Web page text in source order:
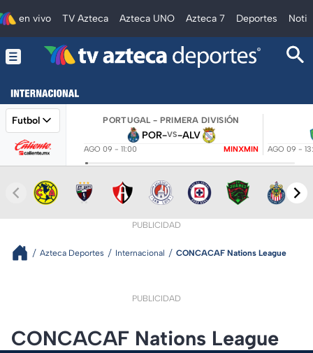
en vivo TV Azteca Azteca UNO Azteca 7 Deportes
Futbol PORTUGAL - PRIMERA DIVISIÓN
POR-VS-ALV
AGO 09 - 11:00 MINXMIN AGO 09 -
PUBLICIDAD
Azteca Deportes Internacional CONCACAF Nations League
PUBLICIDAD
CONCACAF Nations League